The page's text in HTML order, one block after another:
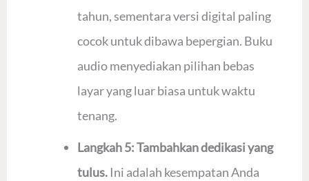
tahun, sementara versi digital paling
cocok untuk dibawa bepergian. Buku
audio menyediakan pilihan bebas
layar yang luar biasa untuk waktu
tenang.
Langkah 5: Tambahkan dedikasi yang
tulus.Ini adalah kesempatan Anda